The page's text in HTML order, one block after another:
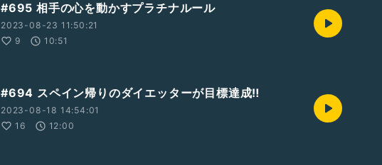
#695 相手の心を動かすプラチナルール
2023-08-23 11:50:21
9
10:51
#694 スペイン帰りのダイエッターが目標達成‼️
2023-08-18 14:54:01
16
12:00